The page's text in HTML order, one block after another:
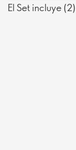
El Set incluye (2)